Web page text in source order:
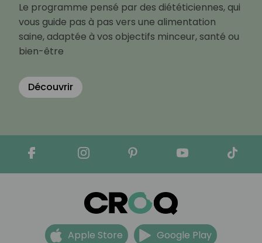
Le programme pensé par des diététiciennes, qui
vous guide pas à pas vers une alimentation
saine, adaptée à vos objectifs minceur, santé ou
bien-être
Découvrir
Apple Store Google Play